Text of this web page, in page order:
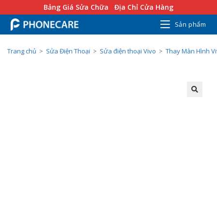
Bảng Giá Sửa Chữa Địa Chỉ Cửa Hàng
Sản phẩm
Trang chủ > Sửa Điện Thoại > Sửa điện thoại Vivo > Thay Màn Hình